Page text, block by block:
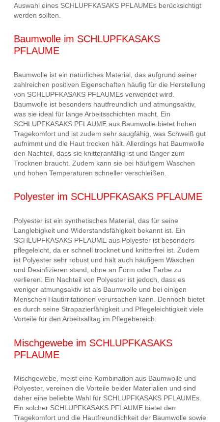
Auswahl eines SCHLUPFKASAKS PFLAUMEs berücksichtigt
werden sollten.
Baumwolle im SCHLUPFKASAKS
PFLAUME
Baumwolle ist ein natürliches Material, das aufgrund seiner
zahlreichen positiven Eigenschaften häufig für die Herstellung
von SCHLUPFKASAKS PFLAUMEs verwendet wird.
Baumwolle ist besonders hautfreundlich und atmungsaktiv,
was sie ideal für lange Arbeitsschichten macht. Ein
SCHLUPFKASAKS PFLAUME aus Baumwolle bietet hohen
Tragekomfort und ist zudem sehr saugfähig, was Schweiß gut
aufnimmt und die Haut trocken hält. Allerdings hat Baumwolle
den Nachteil, dass sie knitteranfällig ist und länger zum
Trocknen braucht. Zudem kann sie bei häufigem Waschen
und hohen Temperaturen schneller verschleißen.
Polyester im SCHLUPFKASAKS PFLAUME
Polyester ist ein synthetisches Material, das für seine
Langlebigkeit und Widerstandsfähigkeit bekannt ist. Ein
SCHLUPFKASAKS PFLAUME aus Polyester ist besonders
pflegeleicht, da er schnell trocknet und knitterfrei ist. Zudem
ist Polyester sehr robust und hält auch häufigem Waschen
und Desinfizieren stand, ohne an Form oder Farbe zu
verlieren. Ein Nachteil von Polyester ist jedoch, dass es
weniger atmungsaktiv ist als Baumwolle und bei einigen
Menschen Hautirritationen verursachen kann. Dennoch bietet
es durch seine Strapazierfähigkeit und Pflegeleichtigkeit viele
Vorteile für den Arbeitsalltag im Pflegebereich.
Mischgewebe im SCHLUPFKASAKS
PFLAUME
Mischgewebe, meist eine Kombination aus Baumwolle und
Polyester, vereinen die Vorteile beider Materialien und sind
daher eine beliebte Wahl für SCHLUPFKASAKS PFLAUMEs.
Ein solcher SCHLUPFKASAKS PFLAUME bietet den
Tragekomfort und die Hautfreundlichkeit der Baumwolle sowie